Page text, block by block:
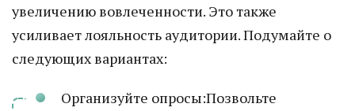
увеличению вовлеченности. Это также
усиливает лояльность аудитории. Подумайте о
следующих вариантах:
Организуйте опросы:Позвольте